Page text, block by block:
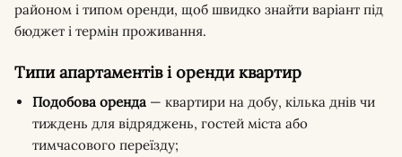
районом і типом оренди, щоб швидко знайти варіант під
бюджет і термін проживання.
Типи апартаментів і оренди квартир
Подобова оренда — квартири на добу, кілька днів чи
тиждень для відряджень, гостей міста або
тимчасового переїзду;